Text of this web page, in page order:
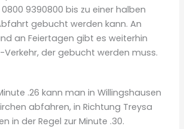
9390800 bis zu einer halben
gebucht werden kann. An
an Feiertagen gibt es weiterhin
Verkehr, der gebucht werden muss.
.26 kann man in Willingshausen
abfahren, in Richtung Treysa
in der Regel zur Minute .30.